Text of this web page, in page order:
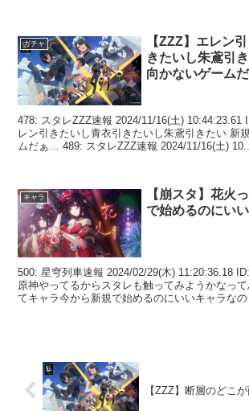
ガチャ
【ZZZ】エレン
きたいし朱鳶引
向かないゲーム
478: スタレZZZ速報 2024/11/16(土) 10:44:23.61
レン引きたいし青衣引きたいし朱鳶引きたい 新
ムだぁ… 489: スタレZZZ速報 2024/11/16(土)
キャラ
【崩スタ】花火
で始めるのにい
500: 星穹列車速報 2024/02/29(木) 11:20:36.18
原神やってるからスタレも触ってみようかなっ
てキャラ今から新規で始めるのにいいキャラなの
【ZZZ】断層のどこ